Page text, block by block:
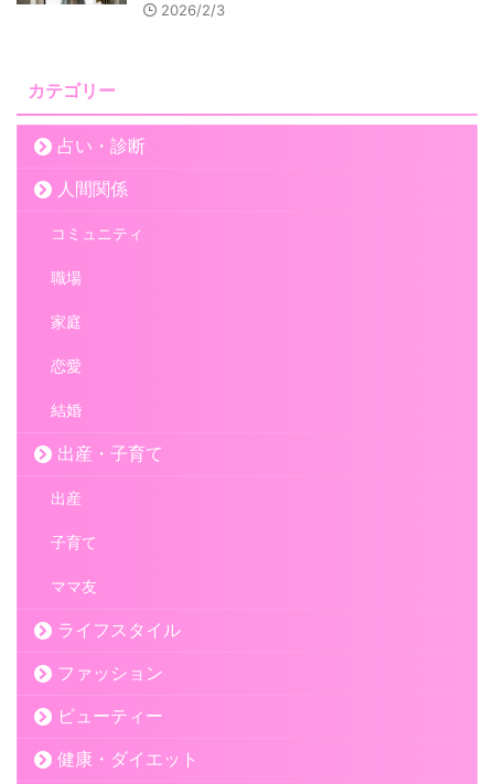
2026/2/3
カテゴリー
占い・診断
人間関係
コミュニティ
職場
家庭
恋愛
結婚
出産・子育て
出産
子育て
ママ友
ライフスタイル
ファッション
ビューティー
健康・ダイエット